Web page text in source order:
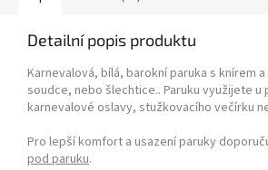
Detailní popis produktu
Karnevalová, bílá, barokní paruka s knírem
soudce, nebo šlechtice.. Paruku využijete
karnevalové oslavy, stužkovacího večírku
Pro lepší komfort a usazení paruky
pod paruku.